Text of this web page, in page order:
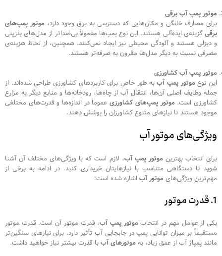
موتور پمپ آب برقی
برای مصارف خانگی و مکان‌هایی که دسترسی به برق وجود دارد، موتور پمپ‌های
برقیگزینه‌ی ایده‌آلی هستند. این نوع پمپ‌ها معمولاً بی‌صداتر از مدل‌های بنزینی
و دیزلی هستند و آلودگی محیطی نیز ایجاد نمی‌کنند. همچنین، از لحاظ هزینه‌ی
مصرفی نسبت به دیگر مدل‌ها مقرون به صرفه‌تر هستند.
موتور پمپ آب کشاورزی
این نوعموتور پمپ آببه طور خاص برای کاربردهای کشاورزی طراحی شده‌اند. از
جمله وظایف اصلی آن‌ها، انتقال آب از چاه‌ها، رودخانه‌ها و منابع دیگر به مزارع
کشاورزی است.موتور پمپ‌های کشاورزیعموماً در اندازه‌ها و قدرت‌های مختلفی
موجود هستند تا نیازهای متنوع کشاورزان را پوشش دهند.
ویژگی‌های موتور آب
برای انتخاب بهترین موتور پمپ آب، لازم است که با ویژگی‌های مختلف آن آشنا
شوید تا دستگاهی متناسب با نیازهایتان خریداری کنید. در ادامه به برخی از
مهم‌ترین ویژگی‌هایموتور آب اشاره شده است:
1. قدرت موتور
یکی از عوامل مهم در انتخابموتور پمپ آب، قدرت موتور آن است. قدرت موتور
مستقیماً بر میزان توانایی پمپ در جابجایی آب تأثیر دارد. برای نیازهای سنگین‌تر
مانند پمپاژ آب از عمق زیاد، بهموتورهای آببا قدرت بیشتر نیاز خواهید داشت.